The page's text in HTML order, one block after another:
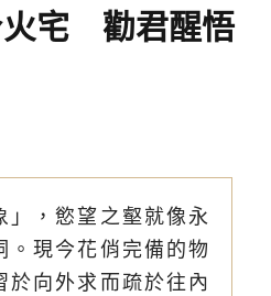
火宅 勸君醒悟
」，慾望之壑就像永
。現今花俏完備的物
於向外求而疏於往內